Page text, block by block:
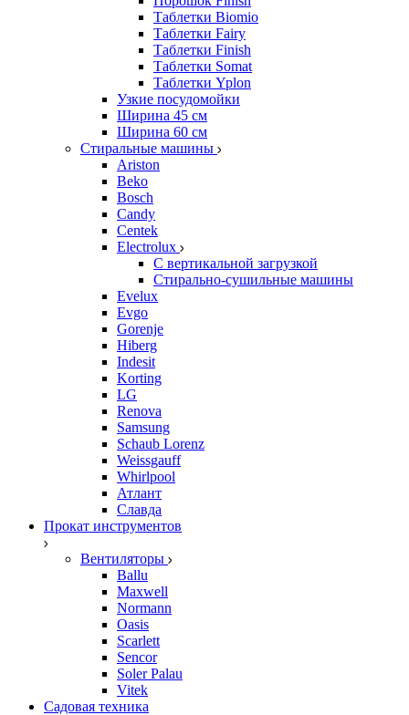
Таблетки Biomio
Таблетки Fairy
Таблетки Finish
Таблетки Somat
Таблетки Yplon
Узкие посудомойки
Ширина 45 см
Ширина 60 см
Стиральные машины
Ariston
Beko
Bosch
Candy
Centek
Electrolux
С вертикальной загрузкой
Стирально-сушильные машины
Evelux
Evgo
Gorenje
Hiberg
Indesit
Korting
LG
Renova
Samsung
Schaub Lorenz
Weissgauff
Whirlpool
Атлант
Славда
Прокат инструментов
Вентиляторы
Ballu
Maxwell
Normann
Oasis
Scarlett
Sencor
Soler Palau
Vitek
Садовая техника